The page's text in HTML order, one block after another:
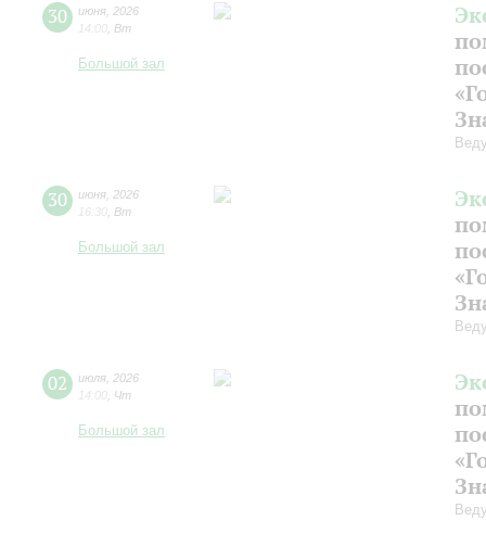
30 июня 2026
14:00 Вт
Большой зал
30 июня 2026
16:30 Вт
Большой зал
02 июля 2026
14:00 Чт
Большой зал